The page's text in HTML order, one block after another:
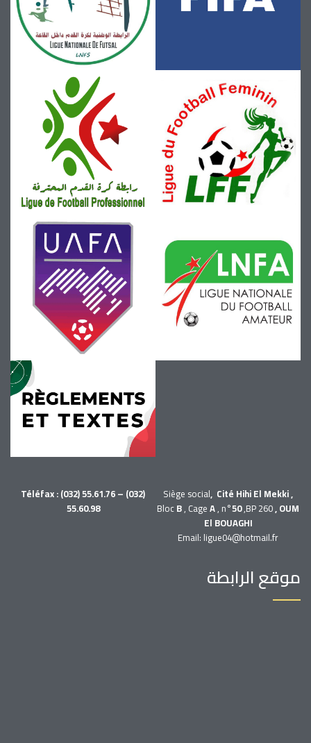
Siège social, Cité Hihi El Mekki ,
BlocB, CageA, n°50,BP 260, OUM
El BOUAGHI
Téléfax : (032) 55.61.76 – (032)
55.60.98
Email: ligue04@hotmail.fr
موقع الرابطة